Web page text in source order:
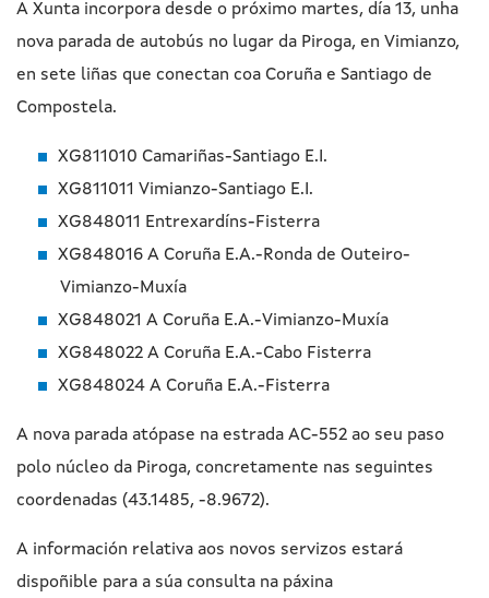
A Xunta incorpora desde o próximo martes, día 13, unha
nova parada de autobús no lugar da Piroga, en Vimianzo,
en sete liñas que conectan coa Coruña e Santiago de
Compostela.
XG811010 Camariñas-Santiago E.I.
XG811011 Vimianzo-Santiago E.I.
XG848011 Entrexardíns-Fisterra
XG848016 A Coruña E.A.-Ronda de Outeiro-
Vimianzo-Muxía
XG848021 A Coruña E.A.-Vimianzo-Muxía
XG848022 A Coruña E.A.-Cabo Fisterra
XG848024 A Coruña E.A.-Fisterra
A nova parada atópase na estrada AC-552 ao seu paso
polo núcleo da Piroga, concretamente nas seguintes
coordenadas (43.1485, -8.9672).
A información relativa aos novos servizos estará
dispoñible para a súa consulta na páxina